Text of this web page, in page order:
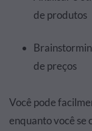
de produtos
de preços
Você pode
enquanto você se